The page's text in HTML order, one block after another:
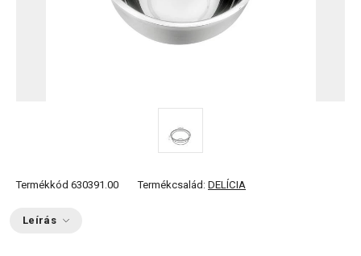
Termékkód 630391.00 Termékcsalád: DELÍCIA
Leírás